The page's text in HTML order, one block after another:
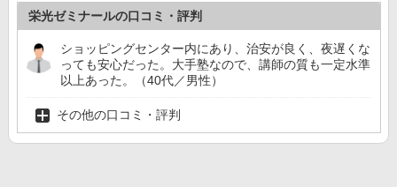
栄光ゼミナールの口コミ・評判
ショッピングセンター内にあり、治安が良く、夜遅くな
っても安心だった。大手塾なので、講師の質も一定水準
以上あった。（40代／男性）
その他の口コミ・評判